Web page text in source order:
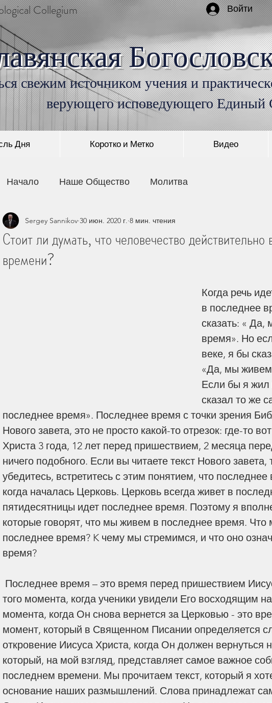
Collegium Войти
свежим источником учения и
верующего исповедующего
Дня Коротко и Метко Видео
Начало Наше Общество Молитва
Христианства Монашество Пришествие Христа
Места
Деньги
Библия
Стойкость
Перемены Печать Антихриста Откровение
Контекст Гонения Эпидемия Пророчества
Стоит ли думать, что человечество
времени?
Sergey Sannikov 30 июн. 2020 г. 8 мин. чтения
Когда речь
в последнее
сказать: «
время». Но
веке, я бы
«Да, мы
Если бы я жил
сказал то же
последнее время». Последнее время с точки зрения
Нового завета, это не просто какой-то отрезок: где-то
Христа 3 года, 12 лет перед пришествием, 2 месяца
ничего подобного. Если вы читаете текст Нового завета,
убедитесь, встретитесь с этим понятием, что
когда началась Церковь. Церковь всегда живет в
пятидесятницы идет последнее время. Поэтому я
которые говорят, что мы живем в последнее время.
последнее время? K чему мы стремимся, и что оно
время?
того момента, когда ученики увидели Его восходящим
момента, когда Он снова вернется за Церковью - это
момент, который в Священном Писании определяется
откровение Иисуса Христа, когда Он должен вернуться
который, на мой взгляд, представляет самое важное
последнем времени. Мы прочитаем текст, который я
основание наших размышлений. Слова принадлежат